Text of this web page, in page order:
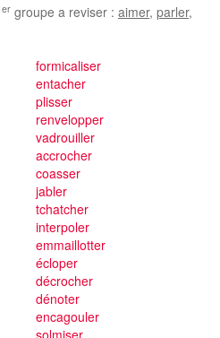
er groupe a reviser : aimer, parler,
formicaliser
entacher
plisser
renvelopper
vadrouiller
accrocher
coasser
jabler
tchatcher
interpoler
emmaillotter
écloper
décrocher
dénoter
encagouler
solmiser